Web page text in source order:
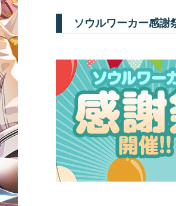
ソウルワーカー感謝